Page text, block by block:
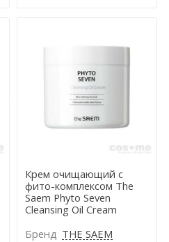
Крем очищающий с
фито-комплексом The
Saem Phyto Seven
Cleansing Oil Cream
Бренд THE SAEM